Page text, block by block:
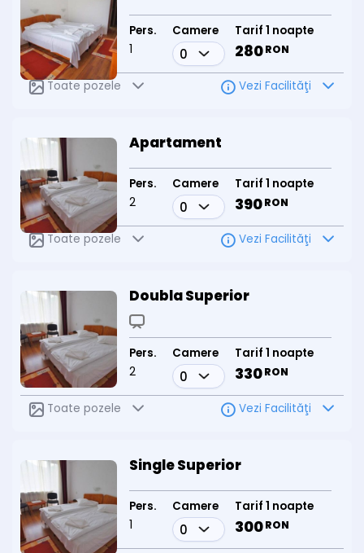
Pers.
1
Camere Tarif 1 noapte
280RON
Toate pozele Vezi Facilităţi
Apartament
Pers.
2
Camere Tarif 1 noapte
390RON
Toate pozele Vezi Facilităţi
Doubla Superior
Pers.
2
Camere Tarif 1 noapte
330RON
Toate pozele Vezi Facilităţi
Single Superior
Pers.
1
Camere Tarif 1 noapte
300RON